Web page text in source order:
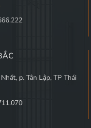
p. Tân Lập, TP Thái